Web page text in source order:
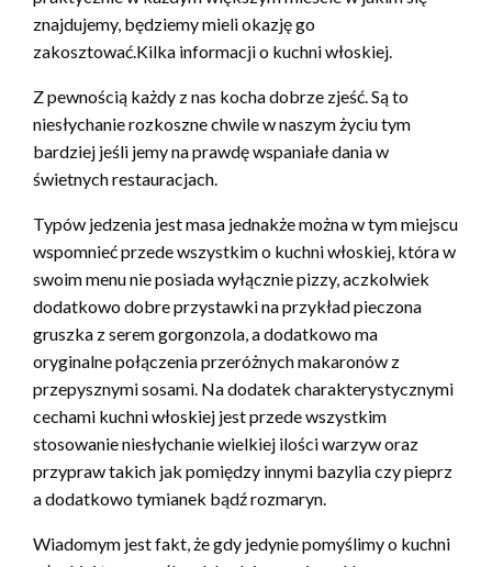
znajdujemy, będziemy mieli okazję go
zakosztować.Kilka informacji o kuchni włoskiej.
Z pewnością każdy z nas kocha dobrze zjeść. Są to
niesłychanie rozkoszne chwile w naszym życiu tym
bardziej jeśli jemy na prawdę wspaniałe dania w
świetnych restauracjach.
Typów jedzenia jest masa jednakże można w tym miejscu
wspomnieć przede wszystkim o kuchni włoskiej, która w
swoim menu nie posiada wyłącznie pizzy, aczkolwiek
dodatkowo dobre przystawki na przykład pieczona
gruszka z serem gorgonzola, a dodatkowo ma
oryginalne połączenia przeróżnych makaronów z
przepysznymi sosami. Na dodatek charakterystycznymi
cechami kuchni włoskiej jest przede wszystkim
stosowanie niesłychanie wielkiej ilości warzyw oraz
przypraw takich jak pomiędzy innymi bazylia czy pieprz
a dodatkowo tymianek bądź rozmaryn.
Wiadomym jest fakt, że gdy jedynie pomyślimy o kuchni